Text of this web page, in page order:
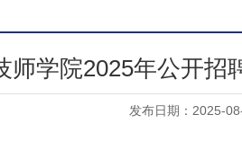
师学院2025年公开招
发布日期：2025-